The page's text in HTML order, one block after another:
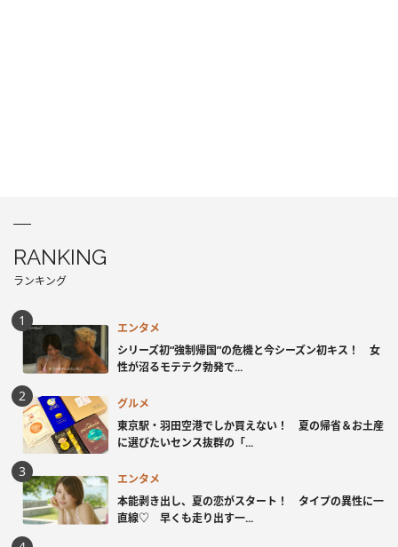
RANKING
ランキング
エンタメ
シリーズ初“強制帰国”の危機と今シーズン初キス！ 女
性が沼るモテテク勃発で...
グルメ
東京駅・羽田空港でしか買えない！ 夏の帰省＆お土産
に選びたいセンス抜群の「...
エンタメ
本能剥き出し、夏の恋がスタート！ タイプの異性に一
直線♡ 早くも走り出す一...